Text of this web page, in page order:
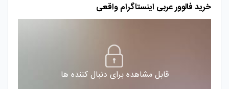
خرید فالوور عربی اینستاگرام واقعی
قابل مشاهده برای دنبال کننده ها